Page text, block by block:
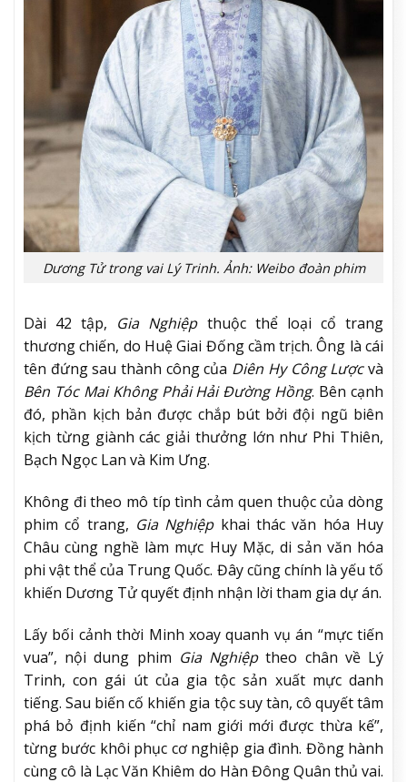
Dương Tử trong vai Lý Trinh. Ảnh: Weibo đoàn phim
Dài 42 tập, Gia Nghiệpthuộc thể loại cổ trang
thương chiến, do Huệ Giai Đống cầm trịch. Ông là cái
tên đứng sau thành công của Diên Hy Công Lượcvà
Bên Tóc Mai Không Phải Hải Đường Hồng. Bên cạnh
đó, phần kịch bản được chắp bút bởi đội ngũ biên
kịch từng giành các giải thưởng lớn như Phi Thiên,
Bạch Ngọc Lan và Kim Ưng.
Không đi theo mô típ tình cảm quen thuộc của dòng
phim cổ trang, Gia Nghiệpkhai thác văn hóa Huy
Châu cùng nghề làm mực Huy Mặc, di sản văn hóa
phi vật thể của Trung Quốc. Đây cũng chính là yếu tố
khiến Dương Tử quyết định nhận lời tham gia dự án.
Lấy bối cảnh thời Minh xoay quanh vụ án “mực tiến
vua”, nội dung phim Gia Nghiệptheo chân về Lý
Trinh, con gái út của gia tộc sản xuất mực danh
tiếng. Sau biến cố khiến gia tộc suy tàn, cô quyết tâm
phá bỏ định kiến “chỉ nam giới mới được thừa kế”,
từng bước khôi phục cơ nghiệp gia đình. Đồng hành
cùng cô là Lạc Văn Khiêm do Hàn Đông Quân thủ vai.